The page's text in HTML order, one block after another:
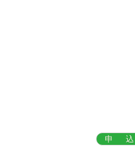
申